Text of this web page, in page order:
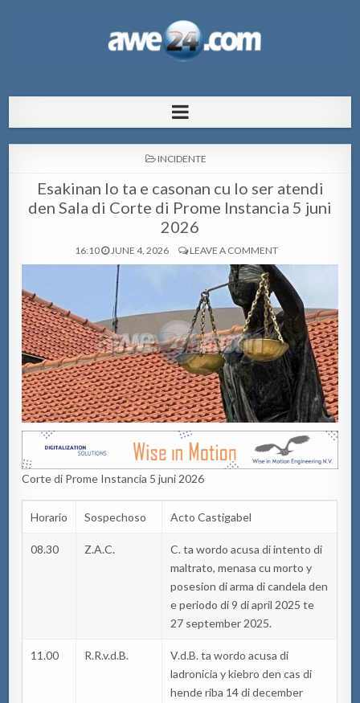
pa Aruba
POSTED
INCIDENTE
Esakinan lo ta e casonan cu lo ser atendi
den Sala di Corte di Prome Instancia 5 juni
2026
16:10 JUNE 4, 2026 LEAVE A COMMENT
Corte di Prome Instancia 5 juni 2026
Horario Sospechoso Acto Castigabel
08.30 Z.A.C.
C. ta wordo acusa di intento di
maltrato, menasa cu morto y
posesion di arma di candela den
e periodo di 9 di april 2025 te
27 september 2025.
11.00 R.R.v.d.B.
V.d.B. ta wordo acusa di
ladronicia y kiebro den cas di
hende riba 14 di december